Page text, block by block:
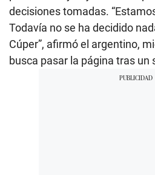
decisiones tomadas.
Todavía no se ha decidido
Cúper”, afirmó el argentino,
busca pasar la página tras